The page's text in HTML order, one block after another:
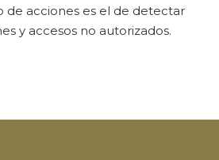
de acciones es el de detectar
y accesos no autorizados.